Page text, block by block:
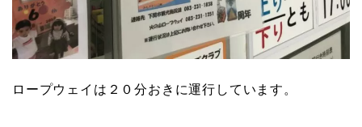
ロープウェイは２０分おきに運行しています。